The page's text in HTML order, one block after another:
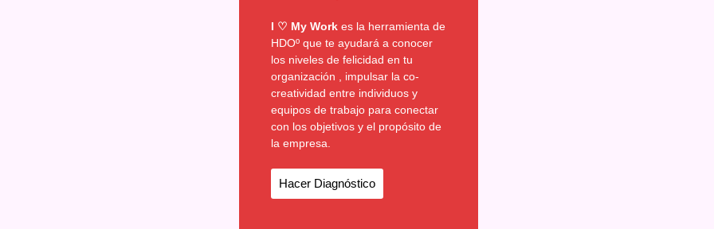
I ♡ My Work es la herramienta de
HDOº que te ayudará a conocer
los niveles de felicidad en tu
organización , impulsar la co-
creatividad entre individuos y
equipos de trabajo para conectar
con los objetivos y el propósito de
la empresa.
Hacer Diagnóstico